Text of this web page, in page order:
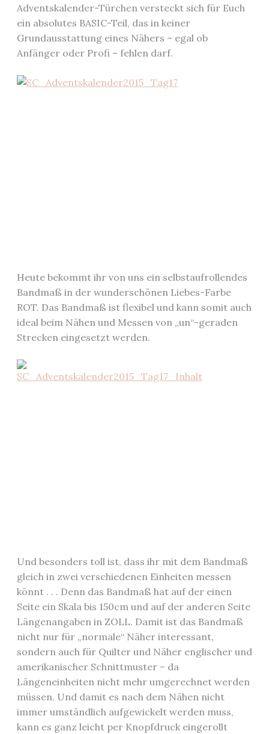
Adventskalender-Türchen versteckt sich für Euch
ein absolutes BASIC-Teil, das in keiner
Grundausstattung eines Nähers – egal ob
Anfänger oder Profi – fehlen darf.
Heute bekommt ihr von uns ein selbstaufrollendes
Bandmaß in der wunderschönen Liebes-Farbe
ROT. Das Bandmaß ist flexibel und kann somit auch
ideal beim Nähen und Messen von „un“-geraden
Strecken eingesetzt werden.
Und besonders toll ist, dass ihr mit dem Bandmaß
gleich in zwei verschiedenen Einheiten messen
könnt . . . Denn das Bandmaß hat auf der einen
Seite ein Skala bis 150cm und auf der anderen Seite
Längenangaben in ZOLL. Damit ist das Bandmaß
nicht nur für „normale“ Näher interessant,
sondern auch für Quilter und Näher englischer und
amerikanischer Schnittmuster – da
Längeneinheiten nicht mehr umgerechnet werden
müssen. Und damit es nach dem Nähen nicht
immer umständlich aufgewickelt werden muss,
kann es ganz leicht per Knopfdruck eingerollt